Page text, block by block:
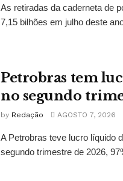
As retiradas da caderneta de
7,15 bilhões em julho deste
Petrobras tem
no segundo
by Redação AGOSTO 7, 2026
A Petrobras teve lucro líquido
segundo trimestre de 2026,